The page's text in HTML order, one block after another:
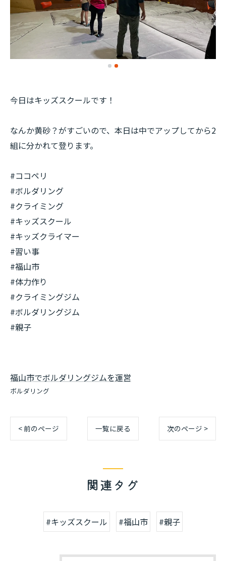
今日はキッズスクールです！
なんか黄砂？がすごいので、本日は中でアップしてから2
組に分かれて登ります。
#ココペリ
#ボルダリング
#クライミング
#キッズスクール
#キッズクライマー
#習い事
#福山市
#体力作り
#クライミングジム
#ボルダリングジム
#親子
福山市でボルダリングジムを運営
ボルダリング
< 前のページ 一覧に戻る 次のページ >
関連タグ
#キッズスクール #福山市 #親子